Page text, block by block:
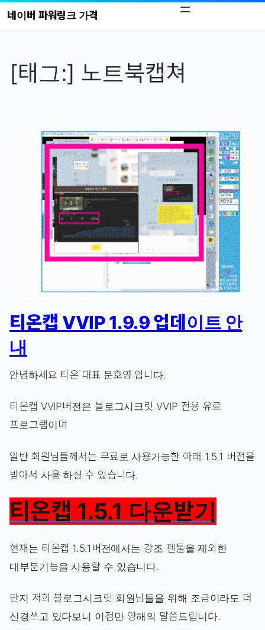
콘
네이버 파워링크 가격
[태그:] 노트북캡쳐
티온캡 VVIP 1.9.9 업데이트 안
내
안녕하세요 티온 대표 문호영 입니다.
티온캡 VVIP버전은 블로그시크릿 VVIP 전용 유료
프로그램이며
일반 회원님들께서는 무료로 사용가능한 아래 1.5.1 버전을
받아서 사용 하실 수 있습니다.
티온캡 1.5.1 다운받기
현재는 티온캡 1.5.1버전에서는 강조 펜툴을 제외한
대부분기능을 사용할 수 있습니다.
단지 저희 블로그시크릿 회원님들을 위해 조금이라도 더
신경쓰고 있다보니 이점만 양해의 말씀드립니다.